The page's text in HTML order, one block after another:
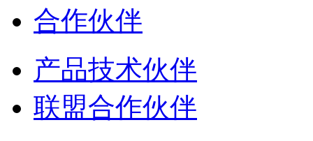
合作伙伴
产品技术伙伴
联盟合作伙伴